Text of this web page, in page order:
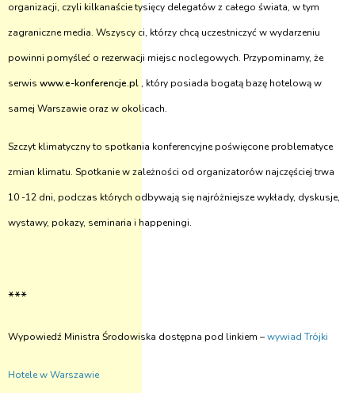
organizacji, czyli kilkanaście tysięcy delegatów z całego świata, w tym
zagraniczne media. Wszyscy ci, którzy chcą uczestniczyć w wydarzeniu
powinni pomyśleć o rezerwacji miejsc noclegowych. Przypominamy, że
serwis www.e-konferencje.pl, który posiada bogatą bazę hotelową w
samej Warszawie oraz w okolicach.
Szczyt klimatyczny to spotkania konferencyjne poświęcone problematyce
zmian klimatu. Spotkanie w zależności od organizatorów najczęściej trwa
10 -12 dni, podczas których odbywają się najróżniejsze wykłady, dyskusje,
wystawy, pokazy, seminaria i happeningi.
***
Wypowiedź Ministra Środowiska dostępna pod linkiem –wywiad Trójki
Hotele w Warszawie